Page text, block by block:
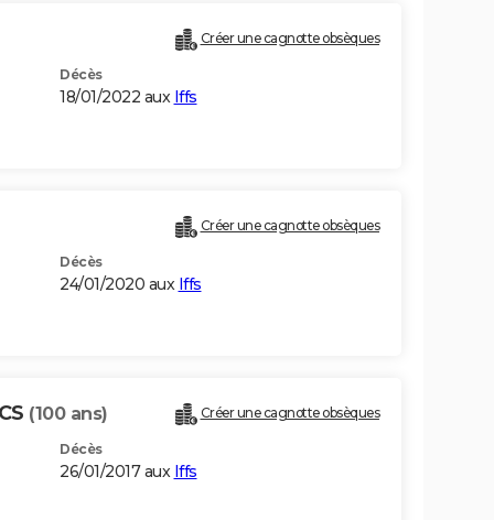
Créer une cagnotte obsèques
Décès
18/01/2022 aux Iffs
Créer une cagnotte obsèques
Décès
24/01/2020 aux Iffs
(100 ans) Créer une cagnotte obsèques
Décès
26/01/2017 aux Iffs